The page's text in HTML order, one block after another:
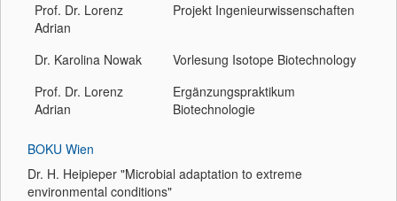
Prof. Dr. Lorenz
Adrian
Projekt Ingenieurwissenschaften
Dr. Karolina Nowak
Vorlesung Isotope Biotechnology
Prof. Dr. Lorenz
Adrian
Ergänzungspraktikum
Biotechnologie
BOKU Wien
Dr. H. Heipieper "Microbial adaptation to extreme
environmental conditions"